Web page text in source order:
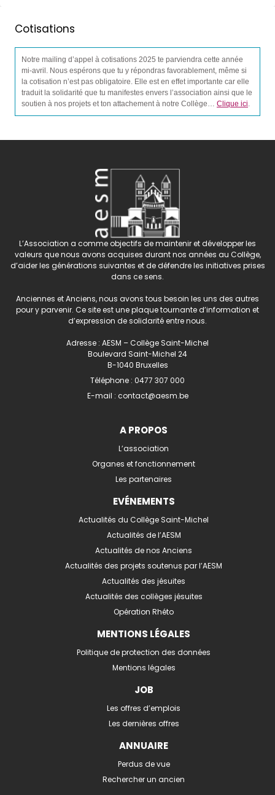
Cotisations
Notre mailing d’appel à cotisations 2025 te parviendra cette année
mi-avril. Nous espérons que tu y répondras favorablement, même si
la cotisation n’est pas obligatoire. Elle est en effet importante car elle
traduit la solidarité que tu manifestes envers l’association ainsi que le
soutien à nos projets et ton attachement à notre Collège… Clique ici.
L’Association a comme objectifs de maintenir et développer les
valeurs que nous avons acquises durant nos années au Collège,
d’aider les générations suivantes et de défendre les initiatives prises
dans ce sens.
Anciennes et Anciens, nous avons tous besoin les uns des autres
pour y parvenir. Ce site est une plaque tournante d’information et
d’expression de solidarité entre nous.
Adresse : AESM – Collège Saint-Michel
Boulevard Saint-Michel 24
B-1040 Bruxelles
Téléphone : 0477 307 000
E-mail : contact@aesm.be
A PROPOS
L’association
Organes et fonctionnement
Les partenaires
EVÉNEMENTS
Actualités du Collège Saint-Michel
Actualités de l’AESM
Actualités de nos Anciens
Actualités des projets soutenus par l’AESM
Actualités des jésuites
Actualités des collèges jésuites
Opération Rhéto
MENTIONS LÉGALES
Politique de protection des données
Mentions légales
JOB
Les offres d’emplois
Les dernières offres
ANNUAIRE
Perdus de vue
Rechercher un ancien